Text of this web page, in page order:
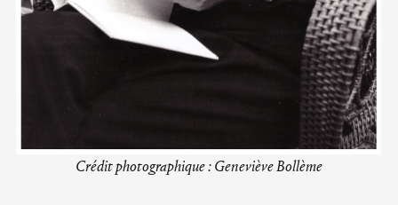
Crédit photographique : Geneviève Bollème